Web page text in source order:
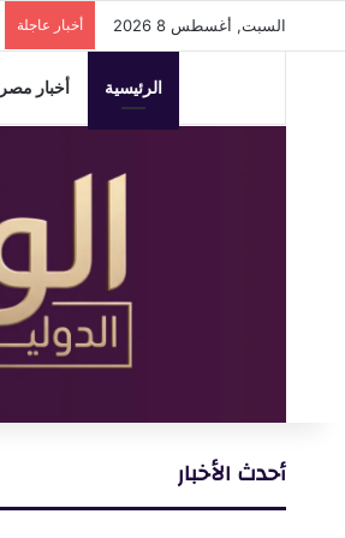
السبت, أغسطس 8 2026 أخبار عاجلة
الرئيسية أخبار مصر
أحدث الأخبار